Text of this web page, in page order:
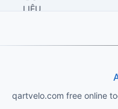
qartvelo.com free online